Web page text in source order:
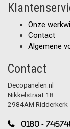
Onze
Contact
Algemene
Contact
Decopanelen.nl
Nikkelstraat 18
2984AM Ridderkerk
0180 -